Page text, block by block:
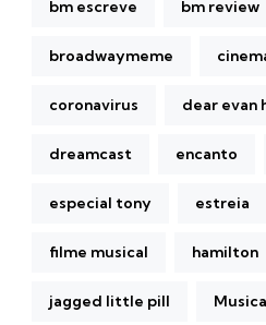
bm escreve bm review
broadwaymeme
coronavirus dear evan
dreamcast encanto
especial tony estreia
filme musical hamilton
jagged little pill